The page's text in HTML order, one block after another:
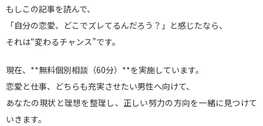
もしこの記事を読んで、
「自分の恋愛、どこでズレてるんだろう？」と感じたなら、
それは“変わるチャンス”です。
現在、**無料個別相談（60分）**を実施しています。
恋愛と仕事、どちらも充実させたい男性へ向けて、
あなたの現状と理想を整理し、正しい努力の方向を一緒に見つけて
いきます。